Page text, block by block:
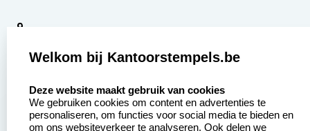
9
Aanvraag op maat
Contact opnemen
Welkom bij Kantoorstempels.be
Deze website maakt gebruik van cookies
We gebruiken cookies om content en advertenties te
personaliseren, om functies voor social media te bieden en
om ons websiteverkeer te analyseren. Ook delen we